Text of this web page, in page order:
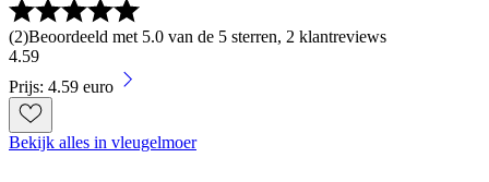
(2)Beoordeeld met 5.0 van de 5 sterren, 2 klantreviews
4.59
Prijs: 4.59 euro
Bekijk alles in vleugelmoer